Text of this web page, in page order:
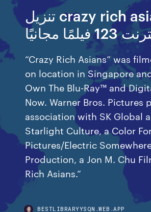
تنزيل crazy rich asians عبر
فيلمًا مجانيًا
“Crazy Rich Asians” was
on location in Singapore
Own The Blu-Ray™ and
Now. Warner Bros. Pictures
association with SK Global
Starlight Culture, a Color
Pictures/Electric
Production, a Jon M. Chu
Rich Asians.”
BESTLIBRARYYSQN.WEB.APP